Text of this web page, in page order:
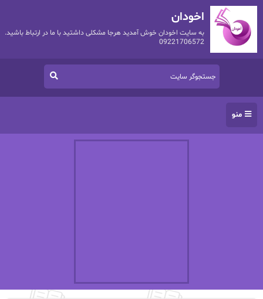
اخودان
به سایت اخودان خوش آمدید هرجا مشکلی داشتید با ما در ارتباط باشید.
09221706572
منو